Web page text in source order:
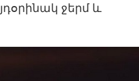
ջերմ և